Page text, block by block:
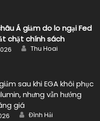
Á giảm do lo ngại Fed
chặt chính sách
Author
Thu Hoai
sau khi EGA khôi phục
nhưng vẫn hướng
giá
Author
Đình Hải